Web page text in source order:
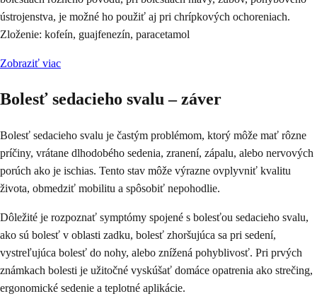
ústrojenstva, je možné ho použiť aj pri chrípkových ochoreniach.
Zloženie: kofeín, guajfenezín, paracetamol
Zobraziť viac
Bolesť sedacieho svalu – záver
Bolesť sedacieho svalu je častým problémom, ktorý môže mať rôzne
príčiny, vrátane dlhodobého sedenia, zranení, zápalu, alebo nervových
porúch ako je ischias. Tento stav môže výrazne ovplyvniť kvalitu
života, obmedziť mobilitu a spôsobiť nepohodlie.
Dôležité je rozpoznať symptómy spojené s bolesťou sedacieho svalu,
ako sú bolesť v oblasti zadku, bolesť zhoršujúca sa pri sedení,
vystreľujúca bolesť do nohy, alebo znížená pohyblivosť. Pri prvých
známkach bolesti je užitočné vyskúšať domáce opatrenia ako strečing,
ergonomické sedenie a teplotné aplikácie.